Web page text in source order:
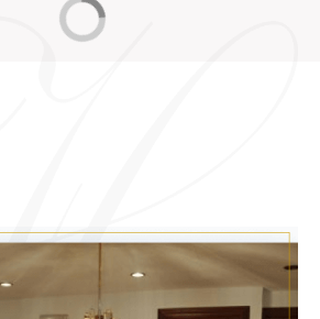
10 ago. 2026(
para estas fechas